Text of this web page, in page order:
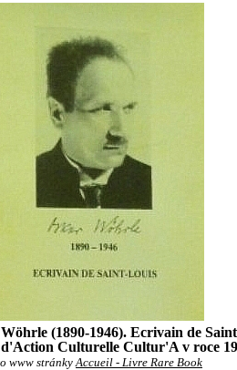
(1890-1946). Ecrivain de
d'Action Culturelle Cultur'A v roce
www stránkyAccueil - Livre Rare Book